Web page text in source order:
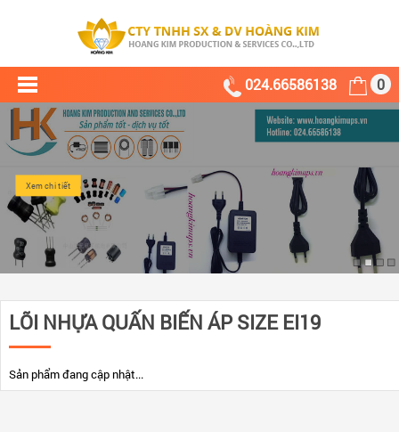
024.66586138 0
Xem chi tiết
LÕI NHỰA QUẤN BIẾN ÁP SIZE EI19
Sản phẩm đang cập nhật...